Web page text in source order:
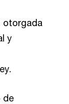
otorgada
y
de